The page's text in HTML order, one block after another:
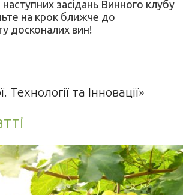
засідань Винного клубу
на крок ближче до
досконалих вин!
та Інновації»